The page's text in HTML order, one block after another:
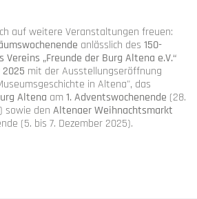
auf weitere Veranstaltungen freuen:
anlässlich des 150-
„Freunde der Burg Altena e.V.“
2025 mit der Ausstellungseröffnung
in Altena", das
Altena am1. Adventswochenende (28.
sowie den AltenaerWeihnachtsmarkt
(5. bis 7. Dezember 2025).